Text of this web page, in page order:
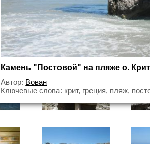
Камень "Постовой" на пляже о.
Автор: Вован
Ключевые слова: крит, греция, пляж,